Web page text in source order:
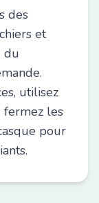
des
et
du
utilisez
fermez les
pour